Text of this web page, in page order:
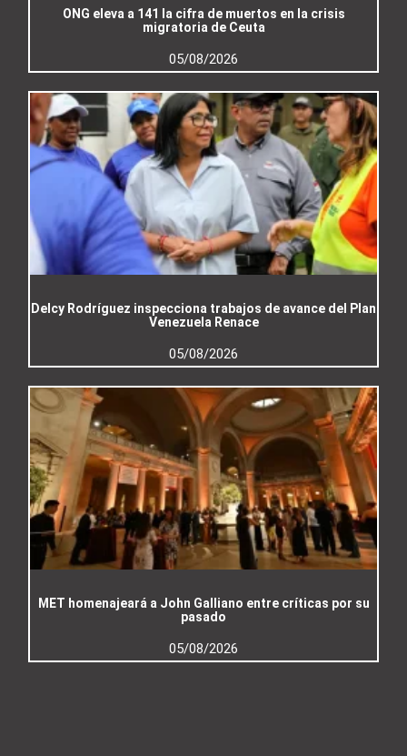
ONG eleva a 141 la cifra de muertos en la crisis
migratoria de Ceuta
05/08/2026
Delcy Rodríguez inspecciona trabajos de avance del Plan
Venezuela Renace
05/08/2026
MET homenajeará a John Galliano entre críticas por su
pasado
05/08/2026